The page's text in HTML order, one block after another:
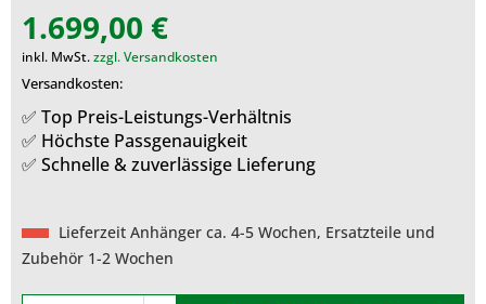
1.699,00 €
inkl. MwSt.zzgl. Versandkosten
Versandkosten:
✅ Top Preis-Leistungs-Verhältnis
✅ Höchste Passgenauigkeit
✅ Schnelle & zuverlässige Lieferung
Lieferzeit Anhänger ca. 4-5 Wochen, Ersatzteile und
Zubehör 1-2 Wochen